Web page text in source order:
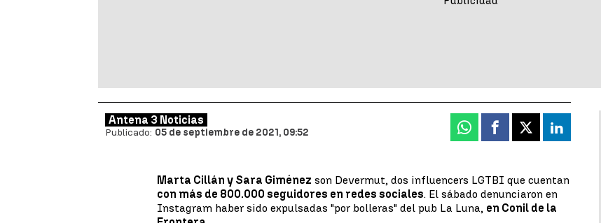
Antena 3 Noticias
Publicado: 05 de septiembre de 2021, 09:52 Whatsapp
Facebook
X Linkedin
Marta Cillán y Sara Giménez son Devermut, dos influencers LGTBI que cuentan
con más de 800.000 seguidores en redes sociales. El sábado denunciaron en
Instagram haber sido expulsadas "por bolleras" del pub La Luna, en Conil de la